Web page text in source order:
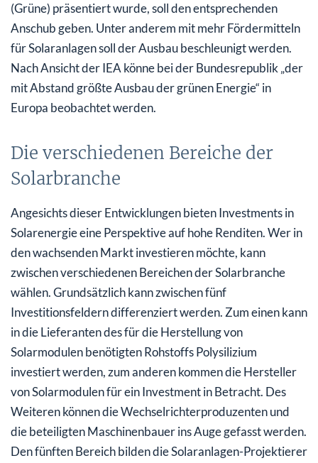
(Grüne) präsentiert wurde, soll den entsprechenden
Anschub geben. Unter anderem mit mehr Fördermitteln
für Solaranlagen soll der Ausbau beschleunigt werden.
Nach Ansicht der IEA könne bei der Bundesrepublik „der
mit Abstand größte Ausbau der grünen Energie“ in
Europa beobachtet werden.
Die verschiedenen Bereiche der
Solarbranche
Angesichts dieser Entwicklungen bieten Investments in
Solarenergie eine Perspektive auf hohe Renditen. Wer in
den wachsenden Markt investieren möchte, kann
zwischen verschiedenen Bereichen der Solarbranche
wählen. Grundsätzlich kann zwischen fünf
Investitionsfeldern differenziert werden. Zum einen kann
in die Lieferanten des für die Herstellung von
Solarmodulen benötigten Rohstoffs Polysilizium
investiert werden, zum anderen kommen die Hersteller
von Solarmodulen für ein Investment in Betracht. Des
Weiteren können die Wechselrichterproduzenten und
die beteiligten Maschinenbauer ins Auge gefasst werden.
Den fünften Bereich bilden die Solaranlagen-Projektierer